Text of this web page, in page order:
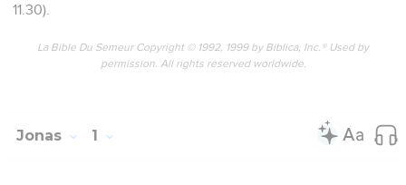
11.30).
La Bible Du Semeur Copyright © 1992, 1999 by Biblica, Inc.® Used by
permission. All rights reserved worldwide.
Jonas 1